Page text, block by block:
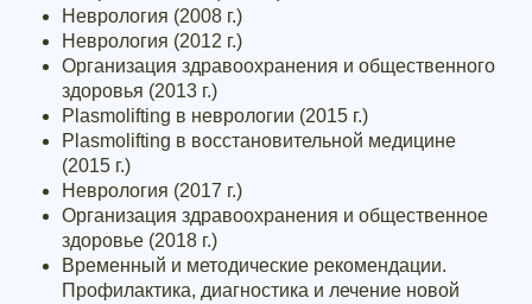
Неврология (2008 г.)
Неврология (2012 г.)
Организация здравоохранения и общественного
здоровья (2013 г.)
Plasmolifting в неврологии (2015 г.)
Plasmolifting в восстановительной медицине
(2015 г.)
Неврология (2017 г.)
Организация здравоохранения и общественное
здоровье (2018 г.)
Временный и методические рекомендации.
Профилактика, диагностика и лечение новой